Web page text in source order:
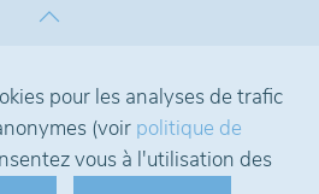
pour les analyses de trafic
(voir politique de
vous à l'utilisation des